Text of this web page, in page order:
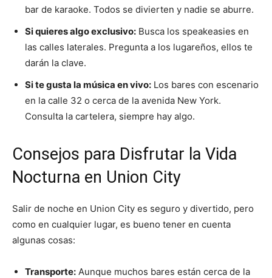
bar de karaoke. Todos se divierten y nadie se aburre.
Si quieres algo exclusivo: Busca los speakeasies en
las calles laterales. Pregunta a los lugareños, ellos te
darán la clave.
Si te gusta la música en vivo: Los bares con escenario
en la calle 32 o cerca de la avenida New York.
Consulta la cartelera, siempre hay algo.
Consejos para Disfrutar la Vida
Nocturna en Union City
Salir de noche en Union City es seguro y divertido, pero
como en cualquier lugar, es bueno tener en cuenta
algunas cosas:
Transporte: Aunque muchos bares están cerca de la